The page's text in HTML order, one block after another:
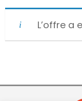
L’offre a